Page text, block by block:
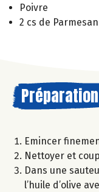
Poivre
2 cs de Parmesan
Préparation
Emincer
Nettoyer et
Dans une
l’huile d’olive